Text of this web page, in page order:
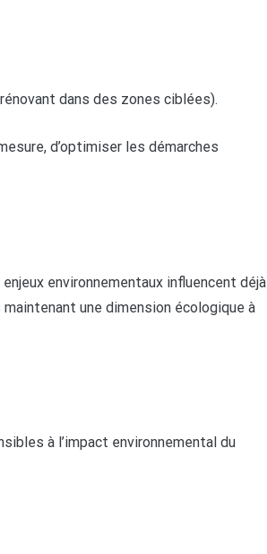
dans des zones ciblées).
d’optimiser les démarches
enjeux environnementaux influencent déjà
une dimension écologique à
à l’impact environnemental du